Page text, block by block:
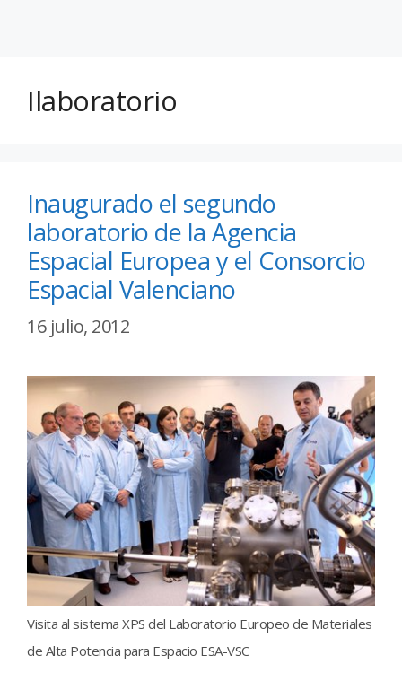
Ilaboratorio
Inaugurado el segundo
laboratorio de la Agencia
Espacial Europea y el Consorcio
Espacial Valenciano
16 julio, 2012
Visita al sistema XPS del Laboratorio Europeo de Materiales
de Alta Potencia para Espacio ESA-VSC